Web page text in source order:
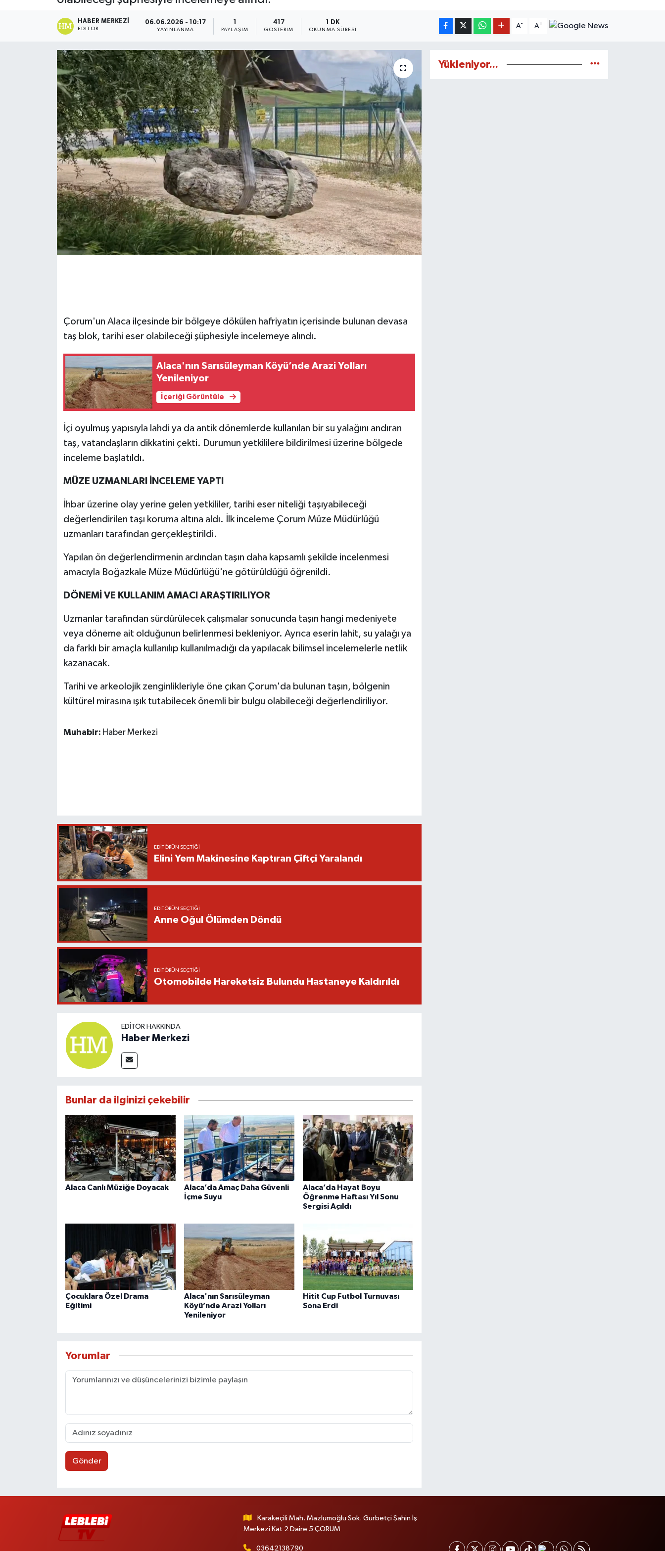
HABER MERKEZI
EDITÖR
06.06.2026 - 10:17
YAYINLANMA
1
PAYLAŞIM
417
GÖSTERIM
1 DK
OKUNMA SÜRESI
A- A+
Çorum'un Alaca ilçesinde bir bölgeye dökülen hafriyatın içerisinde bulunan devasa
taş blok, tarihi eser olabileceği şüphesiyle incelemeye alındı.
Alaca'nın Sarısüleyman Köyü’nde Arazi Yolları
Yenileniyor
İçeriği Görüntüle
İçi oyulmuş yapısıyla lahdi ya da antik dönemlerde kullanılan bir su yalağını andıran
taş, vatandaşların dikkatini çekti. Durumun yetkililere bildirilmesi üzerine bölgede
inceleme başlatıldı.
MÜZE UZMANLARI İNCELEME YAPTI
İhbar üzerine olay yerine gelen yetkililer, tarihi eser niteliği taşıyabileceği
değerlendirilen taşı koruma altına aldı. İlk inceleme Çorum Müze Müdürlüğü
uzmanları tarafından gerçekleştirildi.
Yapılan ön değerlendirmenin ardından taşın daha kapsamlı şekilde incelenmesi
amacıyla Boğazkale Müze Müdürlüğü'ne götürüldüğü öğrenildi.
DÖNEMİ VE KULLANIM AMACI ARAŞTIRILIYOR
Uzmanlar tarafından sürdürülecek çalışmalar sonucunda taşın hangi medeniyete
veya döneme ait olduğunun belirlenmesi bekleniyor. Ayrıca eserin lahit, su yalağı ya
da farklı bir amaçla kullanılıp kullanılmadığı da yapılacak bilimsel incelemelerle netlik
kazanacak.
Tarihi ve arkeolojik zenginlikleriyle öne çıkan Çorum'da bulunan taşın, bölgenin
kültürel mirasına ışık tutabilecek önemli bir bulgu olabileceği değerlendiriliyor.
Muhabir: Haber Merkezi
EDITÖRÜN SEÇTIĞI
Elini Yem Makinesine Kaptıran Çiftçi Yaralandı
EDITÖRÜN SEÇTIĞI
Anne Oğul Ölümden Döndü
EDITÖRÜN SEÇTIĞI
Otomobilde Hareketsiz Bulundu Hastaneye Kaldırıldı
EDITÖR HAKKINDA
Haber Merkezi
Bunlar da ilginizi çekebilir
Alaca Canlı Müziğe Doyacak
Alaca’da Amaç Daha Güvenli
İçme Suyu
Alaca’da Hayat Boyu
Öğrenme Haftası Yıl Sonu
Sergisi Açıldı
Çocuklara Özel Drama
Eğitimi
Alaca'nın Sarısüleyman
Köyü’nde Arazi Yolları
Yenileniyor
Hitit Cup Futbol Turnuvası
Sona Erdi
Yorumlar
Gönder
Yükleniyor...
Karakeçili Mah. Mazlumoğlu Sok. Gurbetçi Şahin İş
Merkezi Kat 2 Daire 5 ÇORUM
03642138790